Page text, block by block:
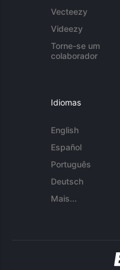
Vecteezy
Videezy
Torne-se um
colaborador
Idiomas
English
Español
Português
Deutsch
Mais...